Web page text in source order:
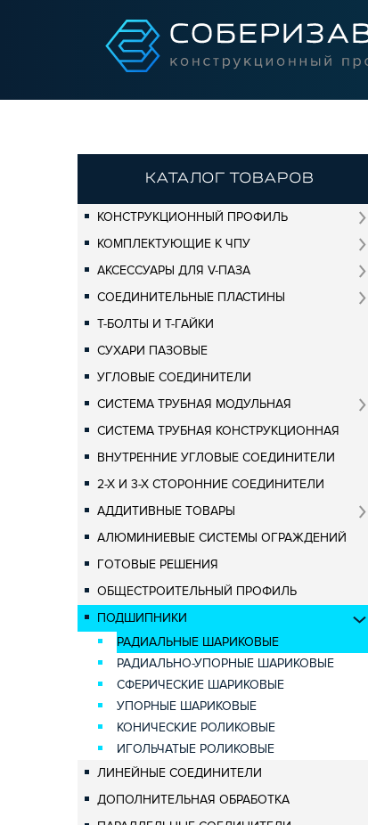
КАТАЛОГ ТОВАРОВ
КОНСТРУКЦИОННЫЙ ПРОФИЛЬ
КОМПЛЕКТУЮЩИЕ К ЧПУ
АКСЕССУАРЫ ДЛЯ V-ПАЗА
СОЕДИНИТЕЛЬНЫЕ ПЛАСТИНЫ
Т-БОЛТЫ И Т-ГАЙКИ
СУХАРИ ПАЗОВЫЕ
УГЛОВЫЕ СОЕДИНИТЕЛИ
СИСТЕМА ТРУБНАЯ МОДУЛЬНАЯ
СИСТЕМА ТРУБНАЯ КОНСТРУКЦИОННАЯ
ВНУТРЕННИЕ УГЛОВЫЕ СОЕДИНИТЕЛИ
2-Х И 3-Х СТОРОННИЕ СОЕДИНИТЕЛИ
АДДИТИВНЫЕ ТОВАРЫ
АЛЮМИНИЕВЫЕ СИСТЕМЫ ОГРАЖДЕНИЙ
ГОТОВЫЕ РЕШЕНИЯ
ОБЩЕСТРОИТЕЛЬНЫЙ ПРОФИЛЬ
ПОДШИПНИКИ
РАДИАЛЬНЫЕ ШАРИКОВЫЕ
РАДИАЛЬНО-УПОРНЫЕ ШАРИКОВЫЕ
СФЕРИЧЕСКИЕ ШАРИКОВЫЕ
УПОРНЫЕ ШАРИКОВЫЕ
КОНИЧЕСКИЕ РОЛИКОВЫЕ
ИГОЛЬЧАТЫЕ РОЛИКОВЫЕ
ЛИНЕЙНЫЕ СОЕДИНИТЕЛИ
ДОПОЛНИТЕЛЬНАЯ ОБРАБОТКА